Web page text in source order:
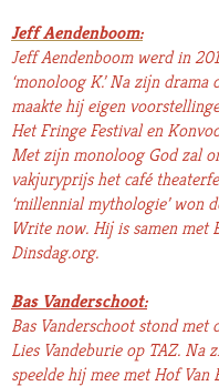
Jeff Aendenboom:
Jeff Aendenboom werd in
‘monoloog K.’ Na zijn
maakte hij eigen
Het Fringe Festival en
Met zijn monoloog God zal
vakjuryprijs het café
‘millennial mythologie’ won
Write now. Hij is samen met
Dinsdag.org.
Bas Vanderschoot:
Bas Vanderschoot stond
Lies Vandeburie op TAZ. Na
speelde hij mee met Hof